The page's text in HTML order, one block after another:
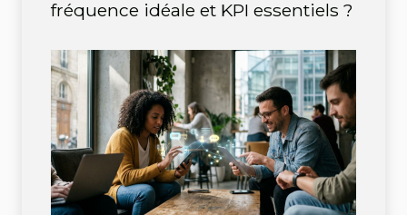
fréquence idéale et KPI essentiels ?